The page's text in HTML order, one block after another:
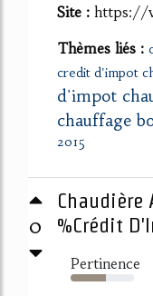
Site : https://
Thèmes liés :
credit d'impot
d'impot
chauffage
2015
0
Chaudière
%Crédit
Pertinence
56%